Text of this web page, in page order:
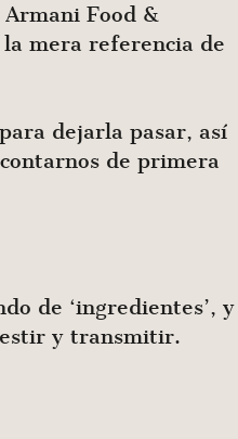
Food &
mera referencia de
dejarla pasar, así
de primera
de ‘ingredientes’, y
y transmitir.